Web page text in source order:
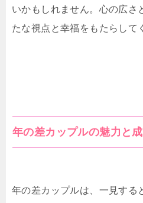
いかもしれません。心の広さ
たな視点と幸福をもたらし
年の差カップルの魅力と
年の差カップルは、一見する